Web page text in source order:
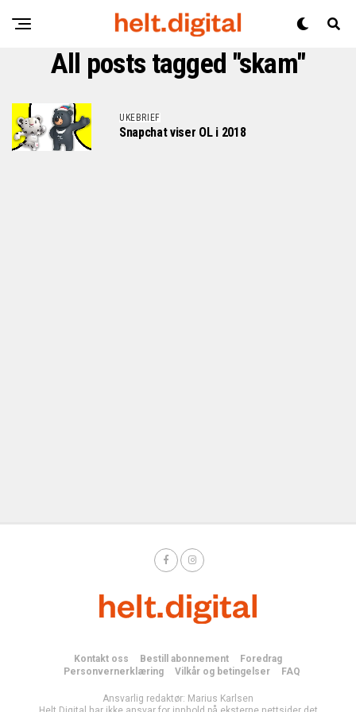
All posts tagged "skam"
UKEBRIEF
Snapchat viser OL i 2018
Kontakt oss Bestill abonnement
Foredrag
Personvernerklæring
Vilkår og betingelser FAQ
Ansvarlig redaktør: Marius Karlsen